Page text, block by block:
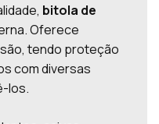
bitola de
Oferece
tendo proteção
com diversas
los.